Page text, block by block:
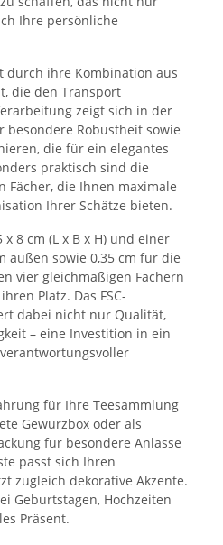
Ihre persönliche
durch ihre Kombination aus
die den Transport
zeigt sich in der
Robustheit sowie
die für ein elegantes
praktisch sind die
Fächer, die Ihnen maximale
Ihrer Schätze bieten.
8 cm (L x B x H) und einer
außen sowie 0,35 cm für die
vier gleichmäßigen Fächern
Platz. Das FSC-
dabei nicht nur Qualität,
– eine Investition in ein
für Ihre Teesammlung
Gewürzbox oder als
für besondere Anlässe
passt sich Ihren
zugleich dekorative Akzente.
Geburtstagen, Hochzeiten
Präsent.